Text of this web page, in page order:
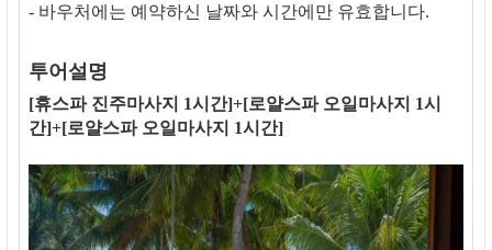
- 바우처에는 예약하신 날짜와 시간에만 유효합니다.
투어설명
[휴스파 진주마사지 1시간]+[로얄스파 오일마사지 1시
간]+[로얄스파 오일마사지 1시간]